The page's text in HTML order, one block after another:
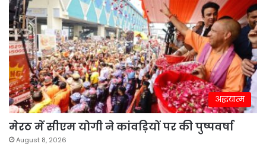
अद्धयात्म
मेरठ में सीएम योगी ने कांवड़ियों पर की पुष्पवर्षा
August 8, 2026